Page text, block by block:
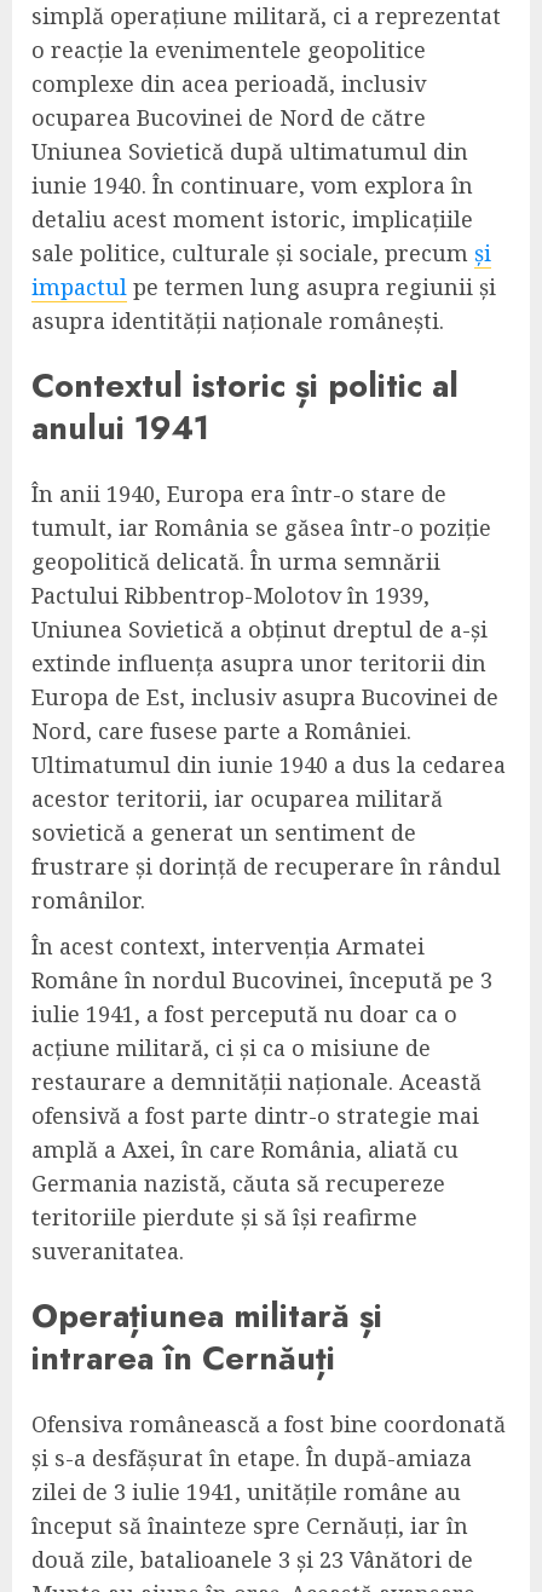
simplă operațiune militară, ci a reprezentat
o reacție la evenimentele geopolitice
complexe din acea perioadă, inclusiv
ocuparea Bucovinei de Nord de către
Uniunea Sovietică după ultimatumul din
iunie 1940. În continuare, vom explora în
detaliu acest moment istoric, implicațiile
sale politice, culturale și sociale, precum și
impactul pe termen lung asupra regiunii și
asupra identității naționale românești.
Contextul istoric și politic al
anului 1941
În anii 1940, Europa era într-o stare de
tumult, iar România se găsea într-o poziție
geopolitică delicată. În urma semnării
Pactului Ribbentrop-Molotov în 1939,
Uniunea Sovietică a obținut dreptul de a-și
extinde influența asupra unor teritorii din
Europa de Est, inclusiv asupra Bucovinei de
Nord, care fusese parte a României.
Ultimatumul din iunie 1940 a dus la cedarea
acestor teritorii, iar ocuparea militară
sovietică a generat un sentiment de
frustrare și dorință de recuperare în rândul
românilor.
În acest context, intervenția Armatei
Române în nordul Bucovinei, începută pe 3
iulie 1941, a fost percepută nu doar ca o
acțiune militară, ci și ca o misiune de
restaurare a demnității naționale. Această
ofensivă a fost parte dintr-o strategie mai
amplă a Axei, în care România, aliată cu
Germania nazistă, căuta să recupereze
teritoriile pierdute și să își reafirme
suveranitatea.
Operațiunea militară și
intrarea în Cernăuți
Ofensiva românească a fost bine coordonată
și s-a desfășurat în etape. În după-amiaza
zilei de 3 iulie 1941, unitățile române au
început să înainteze spre Cernăuți, iar în
două zile, batalioanele 3 și 23 Vânători de